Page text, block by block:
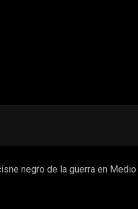
negro de la guerra en Medio